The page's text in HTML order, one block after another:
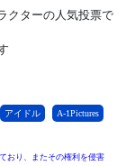
クターの人気投票で
アイドル A-1Pictures
おり、またその権利を侵害